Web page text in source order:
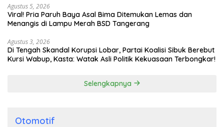
Agustus 5, 2026
Viral! Pria Paruh Baya Asal Bima Ditemukan Lemas dan
Menangis di Lampu Merah BSD Tangerang
Agustus 3, 2026
Di Tengah Skandal Korupsi Lobar, Partai Koalisi Sibuk Berebut
Kursi Wabup, Kasta: Watak Asli Politik Kekuasaan Terbongkar!
Selengkapnya
Otomotif